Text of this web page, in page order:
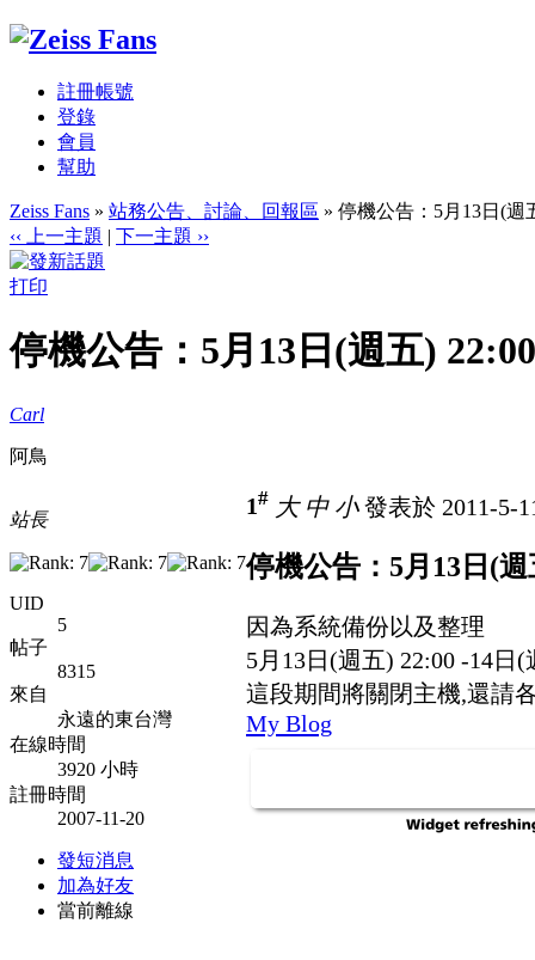
註冊帳號
登錄
會員
幫助
Zeiss Fans » 站務公告、討論、回報區 » 停機公告：5月13日(週
‹‹ 上一主題 | 下一主題 ››
打印
停機公告：5月13日(週五)
Carl
阿鳥
站長
UID
5
帖子
8315
來自
永遠的東台灣
在線時間
3920 小時
註冊時間
2007-11-20
發短消息
加為好友
當前離線
1# 大 中 小發表於 2011-5-
停機公告：5月13日(
因為系統備份以及整理
5月13日(週五) 22:00 -14日(
這段期間將關閉主機,還請
My Blog